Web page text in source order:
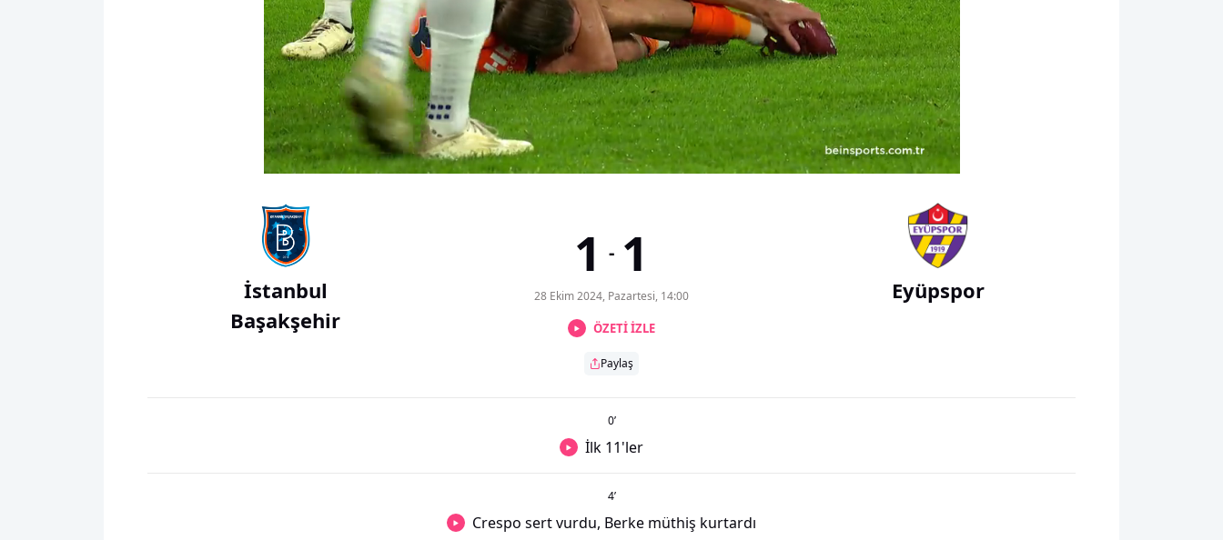
00:16 01:51
İstanbul
Başakşehir
1 - 1
28 Ekim 2024, Pazartesi, 14:00
ÖZETİ İZLE
Paylaş
Eyüpspor
0’
İlk 11'ler
4’
Crespo sert vurdu, Berke müthiş kurtardı